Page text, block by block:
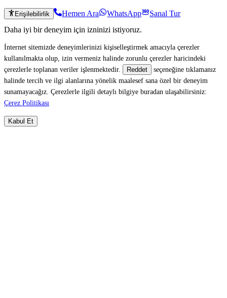
Erişilebilirlik Hemen Ara WhatsApp
Sanal Tur
Daha iyi bir deneyim için izninizi istiyoruz.
İnternet sitemizde deneyimlerinizi kişiselleştirmek amacıyla çerezler
kullanılmakta olup, izin vermeniz halinde zorunlu çerezler haricindeki
çerezlerle toplanan veriler işlenmektedir.
Reddet
seçeneğine tıklamanız
halinde tercih ve ilgi alanlarına yönelik maalesef sana özel bir deneyim
sunamayacağız. Çerezlerle ilgili detaylı bilgiye buradan ulaşabilirsiniz:
Çerez Politikası
Kabul Et